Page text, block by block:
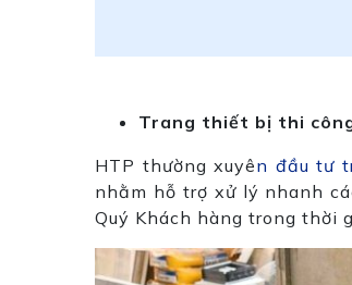
Trang thiết bị thi
HTP thường xuyên đầu tư
nhằm hỗ trợ xử lý nhanh
Quý Khách hàng trong thời